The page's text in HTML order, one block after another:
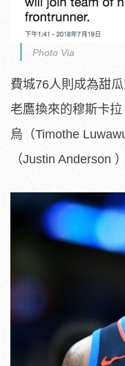
Photo Via
費城76人則成為甜
老鷹換來的穆斯卡
烏（Timothe
（Justin Anderson